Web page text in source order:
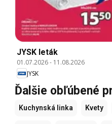
JYSK leták
01.07.2026- 11.08.2026
JYSK
Ďalšie obľúbené
Kuchynská linka Kvety